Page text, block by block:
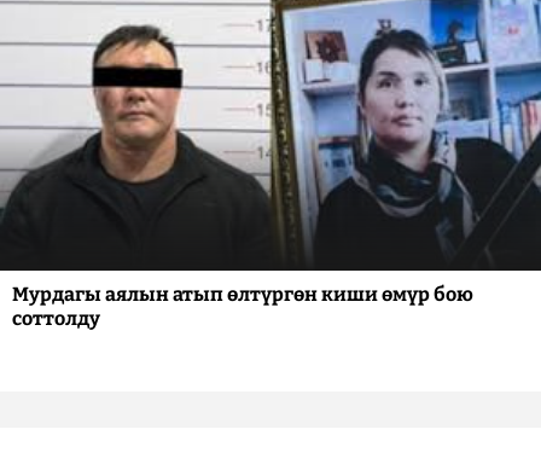
Мурдагы аялын атып өлтүргөн киши өмүр бою
соттолду